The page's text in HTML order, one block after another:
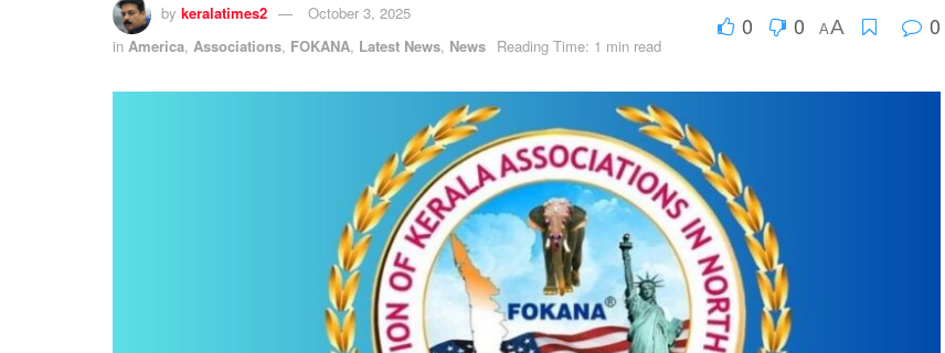
by keralatimes2
October 3, 2025
in America, Associations, FOKANA, Latest News, News Reading Time: 1 min read
0 0 AA 0